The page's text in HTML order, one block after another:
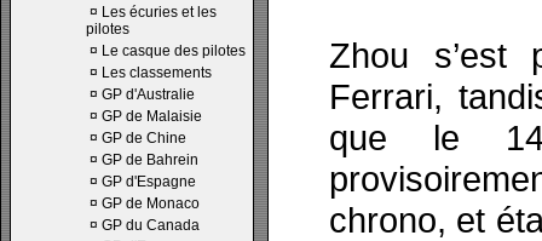
¤ Les écuries et les
pilotes
¤ Le casque des pilotes
¤ Les classements
¤ GP d'Australie
¤ GP de Malaisie
¤ GP de Chine
¤ GP de Bahrein
¤ GP d'Espagne
¤ GP de Monaco
¤ GP du Canada
Zhou s’est
Ferrari,
que le
chrono, et